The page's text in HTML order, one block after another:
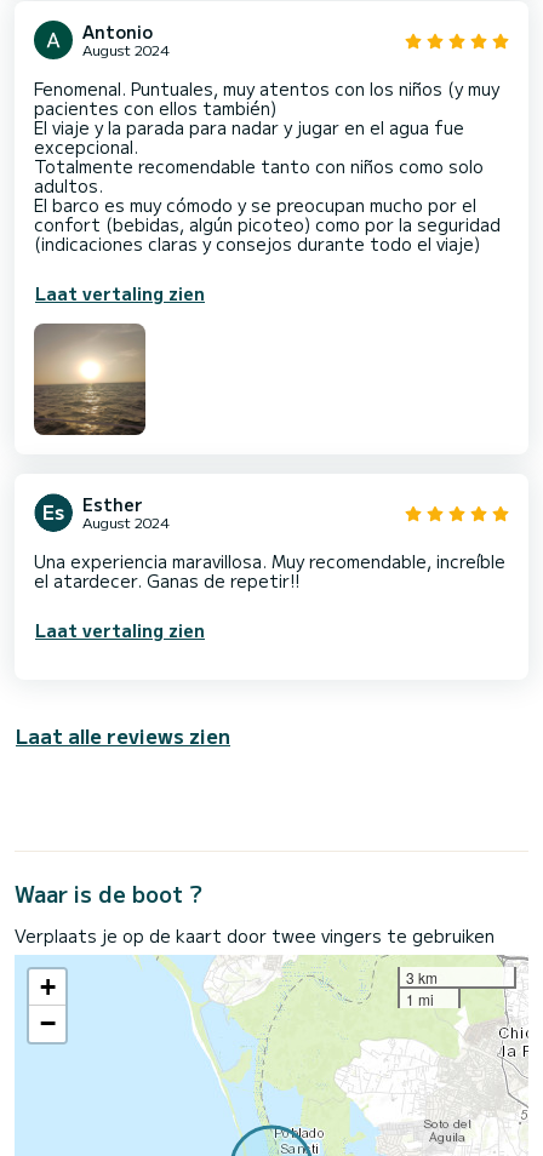
Antonio
August 2024
Fenomenal. Puntuales, muy atentos con los niños (y muy
pacientes con ellos también)
El viaje y la parada para nadar y jugar en el agua fue
excepcional.
Totalmente recomendable tanto con niños como solo
adultos.
El barco es muy cómodo y se preocupan mucho por el
confort (bebidas, algún picoteo) como por la seguridad
(indicaciones claras y consejos durante todo el viaje)
Laat vertaling zien
Esther
August 2024
Una experiencia maravillosa. Muy recomendable, increíble
el atardecer. Ganas de repetir!!
Laat vertaling zien
Laat alle reviews zien
Waar is de boot ?
Verplaats je op de kaart door twee vingers te gebruiken
+
−
3 km
1 mi